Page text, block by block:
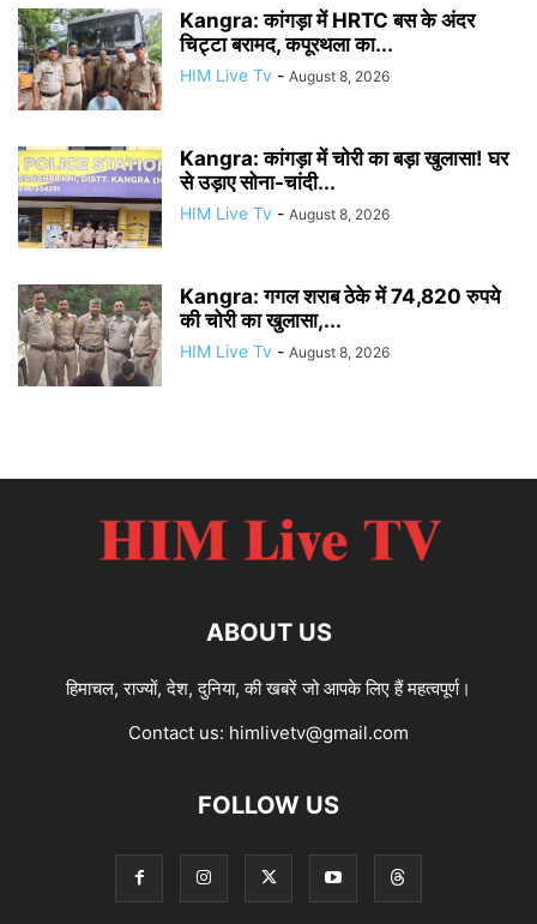
Kangra: कांगड़ा में HRTC बस के अंदर
चिट्टा बरामद, कपूरथला का...
HIM Live Tv - August 8, 2026
Kangra: कांगड़ा में चोरी का बड़ा खुलासा! घर
से उड़ाए सोना-चांदी...
HIM Live Tv - August 8, 2026
Kangra: गगल शराब ठेके में 74,820 रुपये
की चोरी का खुलासा,...
HIM Live Tv - August 8, 2026
ABOUT US
हिमाचल, राज्यों, देश, दुनिया, की खबरें जो आपके लिए हैं महत्वपूर्ण।
Contact us: himlivetv@gmail.com
FOLLOW US